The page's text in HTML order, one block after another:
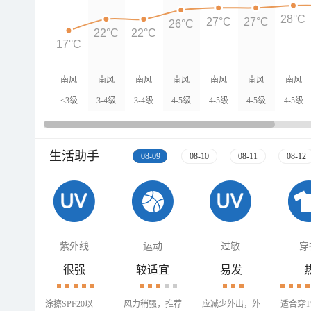
南风
<3级
南风
3-4级
南风
3-4级
南风
4-5级
南风
4-5级
南风
4-5级
南风
4-5级
17°C
22°C 22°C
26°C 27°C 27°C 28°C
生活助手 08-09 08-10 08-11 08-12
紫外线 运动 过敏 穿
很强
涂擦SPF20以
较适宜
风力稍强，推荐
易发
应减少外出，外 适合穿